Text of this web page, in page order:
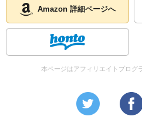
Amazon 詳細ページへ
本ページはアフィリエイトプログ